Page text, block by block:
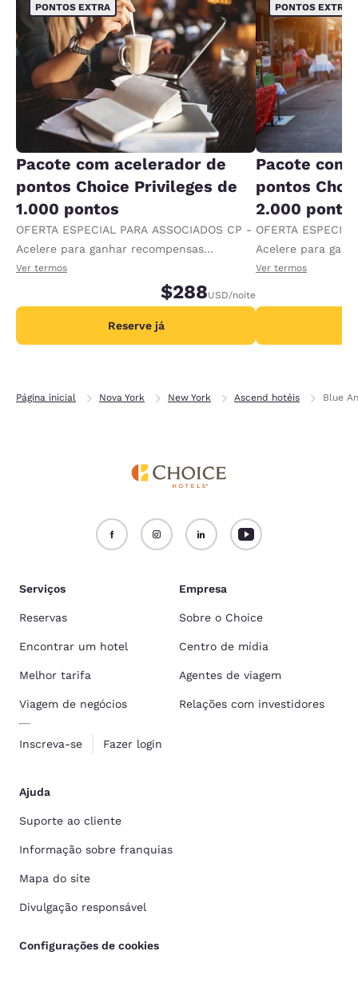
PONTOS EXTRA
Pacote com acelerador de
pontos Choice Privileges de
1.000 pontos
OFERTA ESPECIAL PARA ASSOCIADOS CP -
Acelere para ganhar recompensas
recebendo 1.000 pontos extras por diária.
Ver termos
$288USD/noite
Reserve já
PONTOS EXTRA
Pacote com
pontos
2.000
OFERTA
Acelere para
recebendo 2.000
Ver termos
Página inicial Nova York New York Ascend hotéis Blue
Serviços
Reservas
Encontrar um hotel
Melhor tarifa
Viagem de negócios
Inscreva-se Fazer login
Empresa
Sobre o Choice
Centro de mídia
Agentes de viagem
Relações com investidores
Ajuda
Suporte ao cliente
Informação sobre franquias
Mapa do site
Divulgação responsável
Configurações de cookies